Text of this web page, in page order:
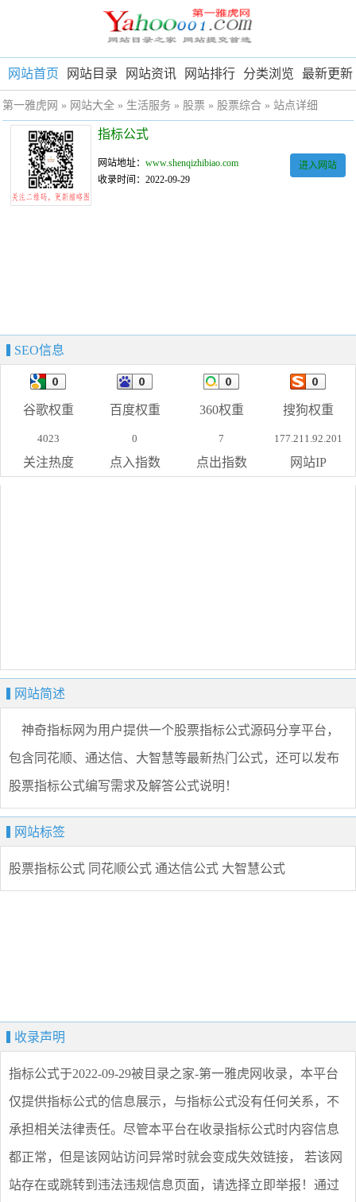
网站首页 网站目录 网站资讯 网站排行 分类浏览 最新更新
第一雅虎网 » 网站大全 » 生活服务 » 股票 » 股票综合 » 站点详细
指标公式
网站地址：www.shenqizhibiao.com
收录时间：2022-09-29
进入网站
SEO信息
谷歌权重 百度权重 360权重 搜狗权重
4023
关注热度
0
点入指数
7
点出指数
177.211.92.201
网站IP
网站简述
神奇指标网为用户提供一个股票指标公式源码分享平台，
包含同花顺、通达信、大智慧等最新热门公式，还可以发布
股票指标公式编写需求及解答公式说明！
网站标签
股票指标公式 同花顺公式 通达信公式 大智慧公式
收录声明
指标公式于2022-09-29被目录之家-第一雅虎网收录，本平台
仅提供指标公式的信息展示，与指标公式没有任何关系，不
承担相关法律责任。尽管本平台在收录指标公式时内容信息
都正常，但是该网站访问异常时就会变成失效链接， 若该网
站存在或跳转到违法违规信息页面，请选择立即举报 ！通过